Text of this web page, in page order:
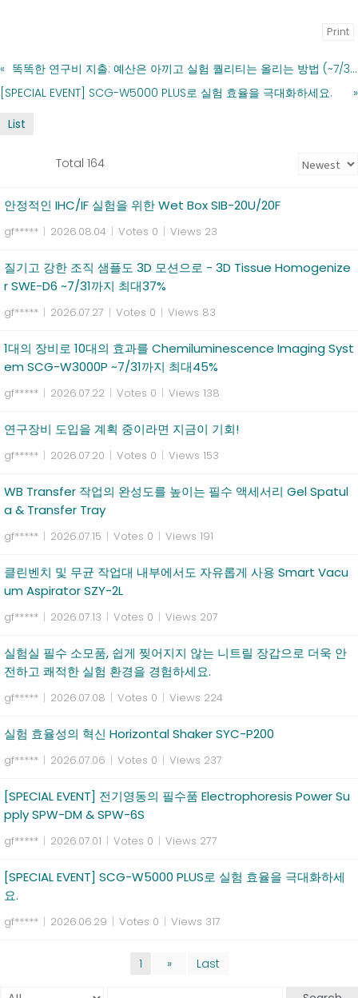
Print
«
똑똑한 연구비 지출: 예산은 아끼고 실험 퀄리티는 올리는 방법 (~7/31 한정)
[SPECIAL EVENT] SCG-W5000 PLUS로 실험 효율을 극대화하세요.
»
List
Total 164
안정적인 IHC/IF 실험을 위한 Wet Box SIB-20U/20F
gf***** | 2026.08.04 | Votes 0 | Views 23
질기고 강한 조직 샘플도 3D 모션으로 - 3D Tissue Homogenize
r SWE-D6 ~7/31까지 최대37%
gf***** | 2026.07.27 | Votes 0 | Views 83
1대의 장비로 10대의 효과를 Chemiluminescence Imaging Syst
em SCG-W3000P ~7/31까지 최대45%
gf***** | 2026.07.22 | Votes 0 | Views 138
연구장비 도입을 계획 중이라면 지금이 기회!
gf***** | 2026.07.20 | Votes 0 | Views 153
WB Transfer 작업의 완성도를 높이는 필수 액세서리 Gel Spatul
a & Transfer Tray
gf***** | 2026.07.15 | Votes 0 | Views 191
클린벤치 및 무균 작업대 내부에서도 자유롭게 사용 Smart Vacu
um Aspirator SZY-2L
gf***** | 2026.07.13 | Votes 0 | Views 207
실험실 필수 소모품, 쉽게 찢어지지 않는 니트릴 장갑으로 더욱 안
전하고 쾌적한 실험 환경을 경험하세요.
gf***** | 2026.07.08 | Votes 0 | Views 224
실험 효율성의 혁신 Horizontal Shaker SYC-P200
gf***** | 2026.07.06 | Votes 0 | Views 237
[SPECIAL EVENT] 전기영동의 필수품 Electrophoresis Power Su
pply SPW-DM & SPW-6S
gf***** | 2026.07.01 | Votes 0 | Views 277
[SPECIAL EVENT] SCG-W5000 PLUS로 실험 효율을 극대화하세
요.
gf***** | 2026.06.29 | Votes 0 | Views 317
1 » Last